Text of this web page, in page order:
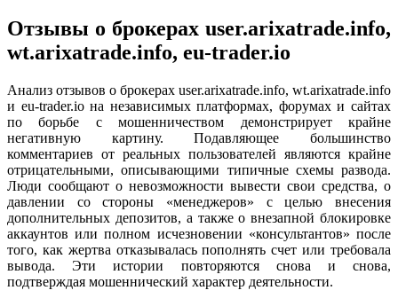
Отзывы о брокерах user.arixatrade.info,
wt.arixatrade.info, eu-trader.io
Анализ отзывов о брокерах user.arixatrade.info, wt.arixatrade.info
и eu-trader.io на независимых платформах, форумах и сайтах
по борьбе с мошенничеством демонстрирует крайне
негативную картину. Подавляющее большинство
комментариев от реальных пользователей являются крайне
отрицательными, описывающими типичные схемы развода.
Люди сообщают о невозможности вывести свои средства, о
давлении со стороны «менеджеров» с целью внесения
дополнительных депозитов, а также о внезапной блокировке
аккаунтов или полном исчезновении «консультантов» после
того, как жертва отказывалась пополнять счет или требовала
вывода. Эти истории повторяются снова и снова,
подтверждая мошеннический характер деятельности.